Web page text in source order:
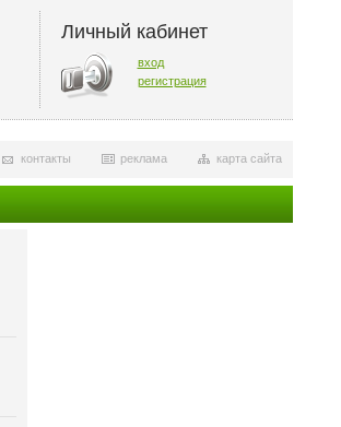
Личный кабинет
вход
регистрация
карта сайта
реклама
контакты